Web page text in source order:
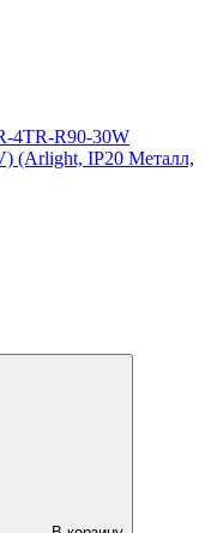
4TR-R90-30W
(Arlight, IP20 Металл,